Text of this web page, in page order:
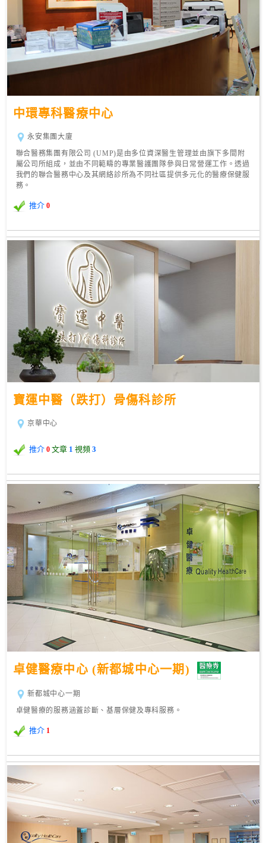
中環專科醫療中心
永安集團大廈
聯合醫務集團有限公司 (UMP)是由多位資深醫生管理並由旗下多間附
屬公司所組成，並由不同範疇的專業醫護團隊參與日常營運工作。透過
我們的聯合醫務中心及其網絡診所為不同社區提供多元化的醫療保健服
務。
推介 0
寶運中醫（跌打）骨傷科診所
京華中心
推介 0 文章1 視頻3
卓健醫療中心 (新都城中心一期)
新都城中心一期
卓健醫療的服務涵蓋診斷、基層保健及專科服務。
推介 1